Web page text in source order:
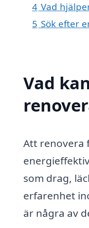
4 Vad
5 Sök efter
Vad
Att renovera
som drag,
erfarenhet
är några av